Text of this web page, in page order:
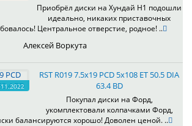
Приобрёл диски на Хундай H1 подошли
идеально, никаких приставочных
Центральное отверстие, родное! ..
Алексей Воркута
RST R019 7.5x19 PCD 5x108 ET 50.5 DIA
63.4 BD
Покупал диски на Форд,
укомплектовали колпачками Форд,
балансируются хорошо! Доволен ценой. ..